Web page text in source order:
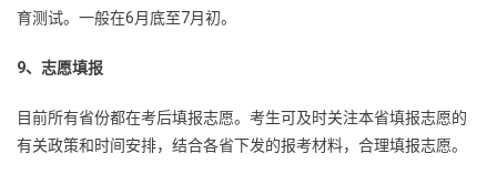
育测试。一般在6月底至7月初。
9、志愿填报
目前所有省份都在考后填报志愿。考生可及时关注本省填报志愿的
有关政策和时间安排，结合各省下发的报考材料，合理填报志愿。